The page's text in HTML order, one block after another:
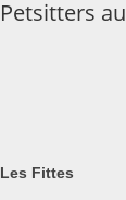
Petsitters
Les Fittes